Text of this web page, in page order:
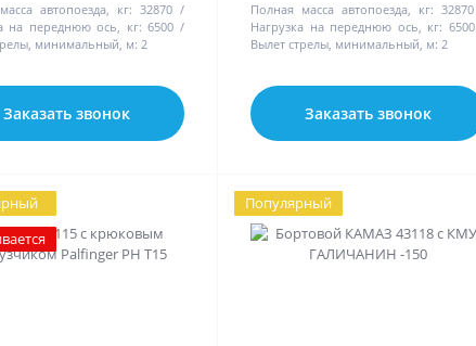
автопоезда, кг: 32870
на переднюю ось, кг: 6500
минимальный, м: 2
Заказать звонок
Полная масса автопоезда, кг: 32870
Нагрузка на переднюю ось, кг: 6500
Вылет стрелы, минимальный, м: 2
Заказать звонок
Популярный